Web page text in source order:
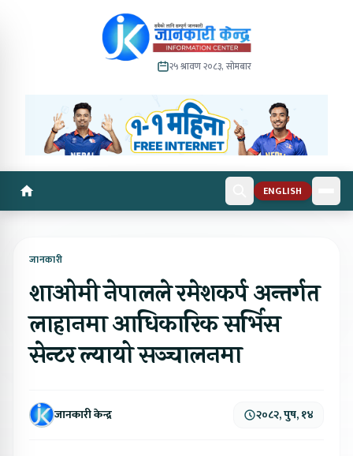
२५ श्रावण २०८३, सोमबार
ENGLISH
जानकारी
शाओमी नेपालले रमेशकर्प अन्तर्गत
लाहानमा आधिकारिक सर्भिस
सेन्टर ल्यायो सञ्चालनमा
जानकारी केन्द्र २०८२, पुष, १४